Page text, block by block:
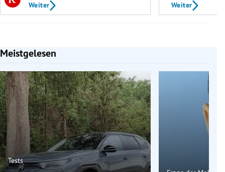
Weiter Weiter
Meistgelesen
Slide 1 von 7
Tests